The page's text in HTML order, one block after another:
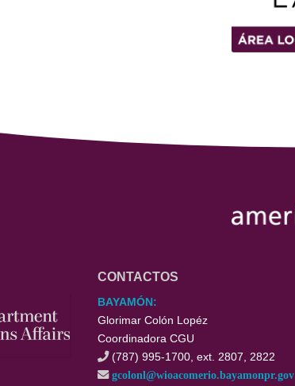
CONTACTOS
BAYAMÓN:
Glorimar Colón Lopéz
Coordinadora CGU
(787) 995-1700, ext. 2807, 2822
gcolonl@wioacomerio.bayamonpr.gov